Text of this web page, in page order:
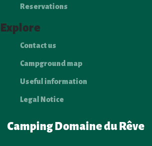
b
t
r
a
Reservations
Explore
Contact us
Campground map
Useful information
Legal Notice
Camping Domaine du Rêve